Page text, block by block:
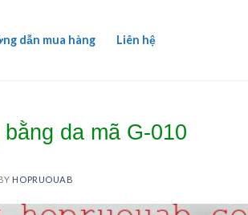
dẫn mua hàng Liên hệ
da mã G-010
HOPRUOUAB